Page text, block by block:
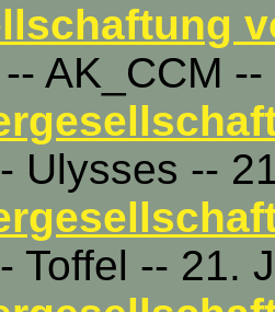
-- AK_CCM
Ulysses --
Toffel -- 21.